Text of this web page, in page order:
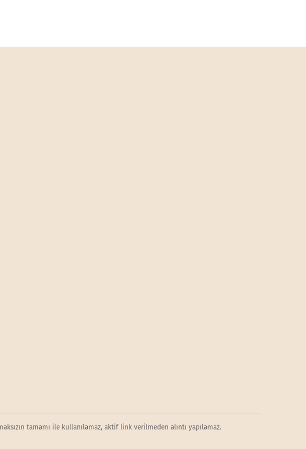
tamamı ile kullanılamaz, aktif link verilmeden alıntı yapılamaz.